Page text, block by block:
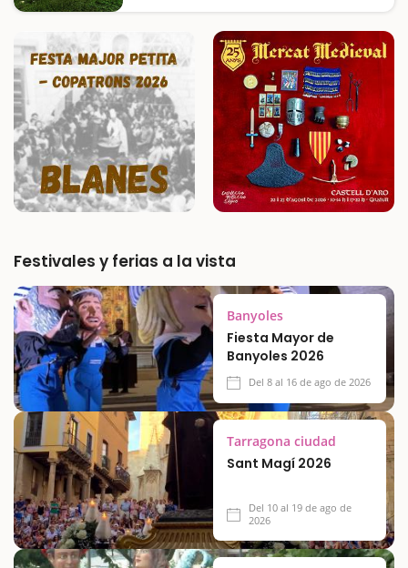
recuerdan a un barco.No hace falta volar
mucho la imaginación para ver un gran
barco en medio del bosque. Solo tenéis…
Festivales y ferias a la vista
Banyoles
Fiesta Mayor de
Banyoles 2026
Del 8 al 16 de ago de 2026
Tarragona ciudad
Sant Magí 2026
Del 10 al 19 de ago de
2026